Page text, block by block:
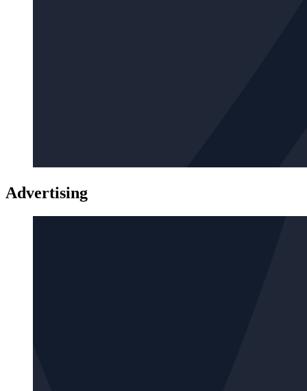
Advertising